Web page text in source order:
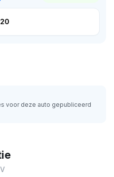
voor deze auto gepubliceerd